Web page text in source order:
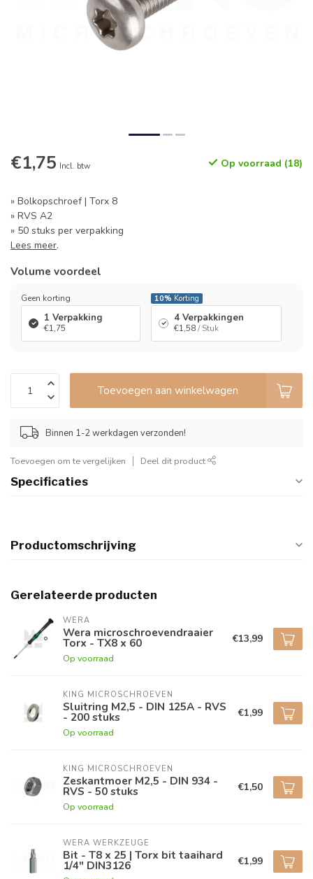
€1,75 Incl. btw Op voorraad (18)
» Bolkopschroef | Torx 8
» RVS A2
» 50 stuks per verpakking
Lees meer.
Volume voordeel
Geen korting
1 Verpakking
€1,75
10% Korting
4 Verpakkingen
€1,58/ Stuk
Toevoegen aan winkelwagen
Binnen 1-2 werkdagen verzonden!
Toevoegen om te vergelijken Deel dit product
Specificaties
Productomschrijving
Gerelateerde producten
WERA
Wera microschroevendraaier
Torx - TX8 x 60
Op voorraad
€13,99
KING MICROSCHROEVEN
Sluitring M2,5 - DIN 125A - RVS
- 200 stuks
Op voorraad
€1,99
KING MICROSCHROEVEN
Zeskantmoer M2,5 - DIN 934 -
RVS - 50 stuks
Op voorraad
€1,50
WERA WERKZEUGE
Bit - T8 x 25 | Torx bit taaihard
1/4" DIN3126 €1,99